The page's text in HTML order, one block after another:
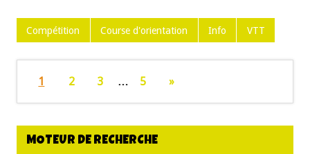
Compétition Course d'orientation Info VTT
1 2 3 … 5 »
MOTEUR DE RECHERCHE